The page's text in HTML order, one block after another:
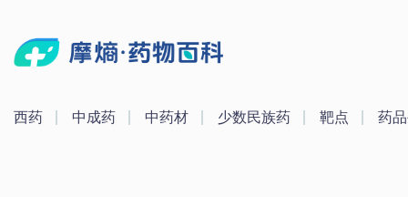
西药 中成药 中药材 少数民族药 靶点 药